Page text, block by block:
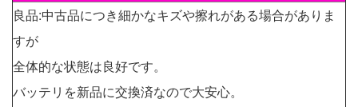
良品:中古品につき細かなキズや擦れがある場合がありま
すが
全体的な状態は良好です。
バッテリを新品に交換済なので大安心。